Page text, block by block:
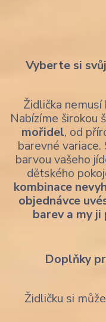
Vyberte si
Židlička nemusí
Nabízíme širokou
mořidel, od
barevné
barvou vašeho
dětského
kombinace
objednávce
barev a my
Doplňky
Židličku si